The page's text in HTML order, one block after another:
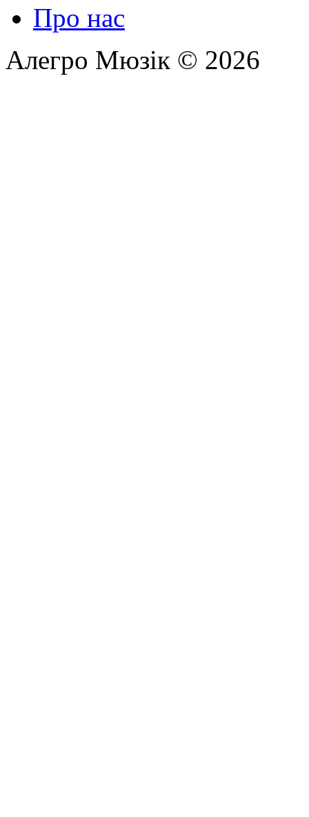
Про нас
Алегро Мюзік © 2026